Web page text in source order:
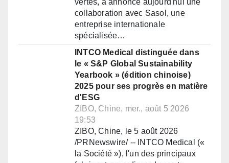
collaboration avec Sasol, une
entreprise internationale
spécialisée…
INTCO Medical distinguée dans
le « S&P Global Sustainability
Yearbook » (édition chinoise)
2025 pour ses progrès en matière
d'ESG
ZIBO, Chine, mer., août 5 2026
19:53
ZIBO, Chine, le 5 août 2026
/PRNewswire/ -- INTCO Medical («
la Société »), l'un des principaux